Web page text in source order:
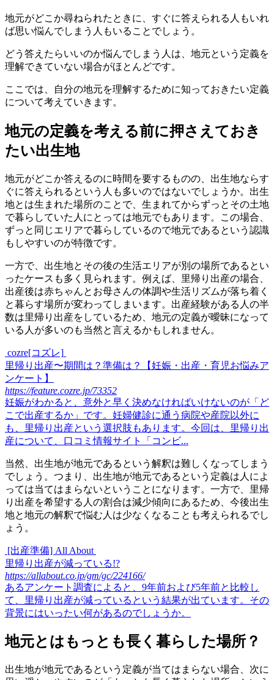
地元がどこか尋ねられたときに、すぐに答えられる人もいれ
ば思い悩んでしまう人もいることでしょう。
どう答えたらいいのか悩んでしまう人は、地元という定義を
理解できていない場合がほとんどです。
ここでは、自分の地元を理解するために知っておきたい定義
について考えていきます。
地元の定義を考える前に押さえておき
たい出生地
地元がどこか答えるのに時間を要するものの、出生地ならす
ぐに答えられるという人も多いのではないでしょうか。出生
地とは生まれた場所のことで、生まれてからずっとその土地
で暮らしていた人にとっては地元でもあります。この場合、
ずっと同じエリアで暮らしているので地元であるという認識
もしやすいのが特徴です。
一方で、出生地とその後の生活エリアが別の場所であるとい
ったケースも多く見られます。例えば、里帰り出産の場合、
出産後は赤ちゃんとお母さんの体調や生活リズムが落ち着く
と暮らす場所が変わってしまいます。出産経験がある人の半
数は里帰り出産をしているため、地元の定義が曖昧になって
いる人が多いのも当然と言えるかもしれません。
cozre[コズレ]
里帰り出産〜期間は？準備は？【妊娠・出産・育児お悩みア
ンケート】
https://feature.cozre.jp/73352
妊娠がわかると、意外と早く決めなければいけないのが「ど
こで出産するか」です。妊婦健診に通う病院や産院以外に
も、里帰り出産という選択肢もあります。今回は、里帰り出
産について、口コミ情報サイト「コンビ...
当然、出生地が地元であるという解釈は難しくなってしまう
でしょう。つまり、出生地が地元であるという定義は人によ
っては当てはまらないということになります。一方で、里帰
り出産を希望する人の割合は減少傾向にあるため、今後出生
地と地元の解釈で悩む人は少なくなることも考えられるでし
ょう。
[出産準備] All About
里帰り出産が減っている!?
https://allabout.co.jp/gm/gc/224166/
あるアンケート調査によると、9年前および5年前と比較し
て、里帰り出産が減っているという結果が出ています。その
背景にはいったい何があるのでしょうか。
地元とはもっとも長く暮らした場所？
出生地が地元であるという定義が当てはまらない場合、次に